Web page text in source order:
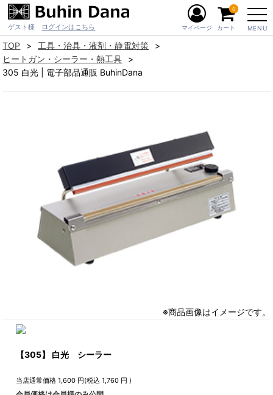
ゲスト様 ログインはこちら MENU
マイページ カート
0
TOP
工具・治具・液剤・静電対策
ヒートガン・シーラー・熱工具
305 白光 | 電子部品通販 BuhinDana
※商品画像はイメージです。
【305】 白光 シーラー
当店通常価格 1,600 円(税込1,760 円 )